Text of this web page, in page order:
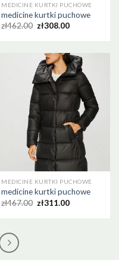
MEDICINE KURTKI PUCHOWE
medicine kurtki puchowe
zł462.00 zł308.00
MEDICINE KURTKI PUCHOWE
medicine kurtki puchowe
zł467.00 zł311.00